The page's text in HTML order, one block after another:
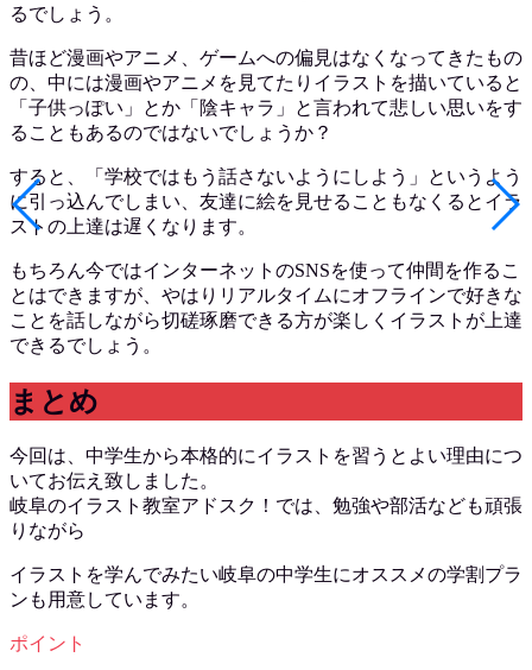
るでしょう。
昔ほど漫画やアニメ、ゲームへの偏見はなくなってきたもの
の、中には漫画やアニメを見てたりイラストを描いていると
「子供っぽい」とか「陰キャラ」と言われて悲しい思いをす
ることもあるのではないでしょうか？
すると、「学校ではもう話さないようにしよう」というよう
に引っ込んでしまい、友達に絵を見せることもなくるとイラ
ストの上達は遅くなります。
もちろん今ではインターネットのSNSを使って仲間を作るこ
とはできますが、やはりリアルタイムにオフラインで好きな
ことを話しながら切磋琢磨できる方が楽しくイラストが上達
できるでしょう。
まとめ
今回は、中学生から本格的にイラストを習うとよい理由につ
いてお伝え致しました。
岐阜のイラスト教室アドスク！では、勉強や部活なども頑張
りながら
イラストを学んでみたい岐阜の中学生にオススメの学割プラ
ンも用意しています。